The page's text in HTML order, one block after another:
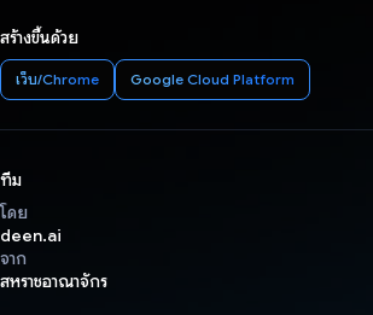
สร้างขึ้นด้วย
เว็บ/Chrome Google Cloud Platform
ทีม
โดย
deen.ai
จาก
สหราชอาณาจักร